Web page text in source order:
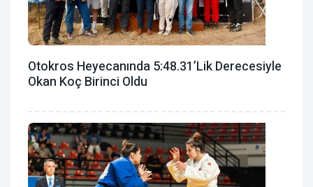
Otokros Heyecanında 5:48.31’lik Derecesiyle
Okan Koç Birinci Oldu